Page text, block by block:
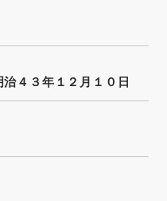
４３年１２月１０日